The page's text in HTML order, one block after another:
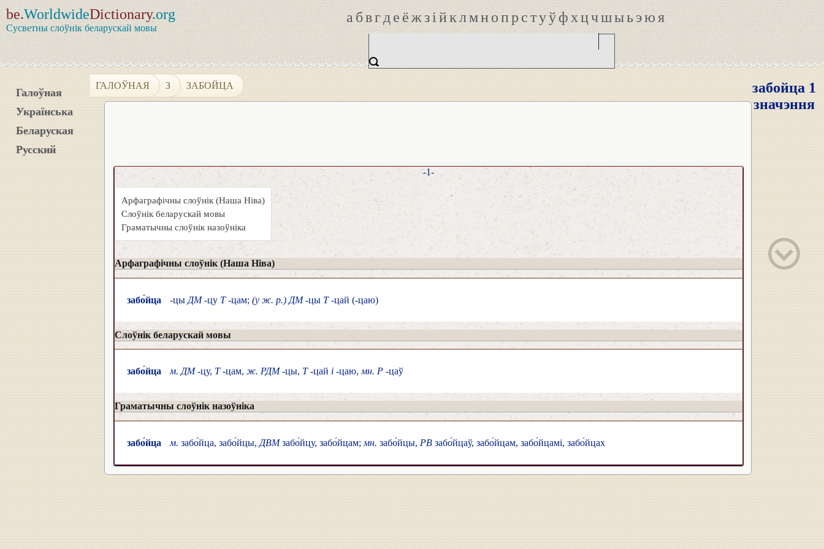
be.WorldwideDictionary.org
Сусветны слоўнік беларускай мовы
абвгдеёжзійклмнопрстуўфхцчшыьэюя
Галоўная
Українська
Беларуская
Русский
ГАЛОЎНАЯ З ЗАБОЙЦА
забойца 1
значэння
-1-
Арфаграфічны слоўнік (Наша Ніва)
Слоўнік беларускай мовы
Граматычны слоўнік назоўніка
Арфаграфічны слоўнік (Наша Ніва)
забо́йца -цы ДМ-цу Т-цам; (у ж. р.) ДМ-цы Т-цай (-цаю)
Слоўнік беларускай мовы
забо́йца м. ДМ-цу, Т-цам, ж. РДМ-цы, Т-цай і -цаю, мн. Р -цаў
Граматычны слоўнік назоўніка
забо́йца м. забо́йца, забо́йцы, ДВМзабо́йцу, забо́йцам; мн. забо́йцы, РВ забо́йцаў, забо́йцам, забо́йцамі, забо́йцах